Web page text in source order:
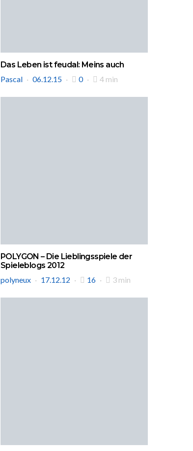
Das Leben ist feudal: Meins auch
Pascal
06.12.15 0 4 min
POLYGON – Die Lieblingsspiele der
Spieleblogs 2012
polyneux
17.12.12 16 3 min